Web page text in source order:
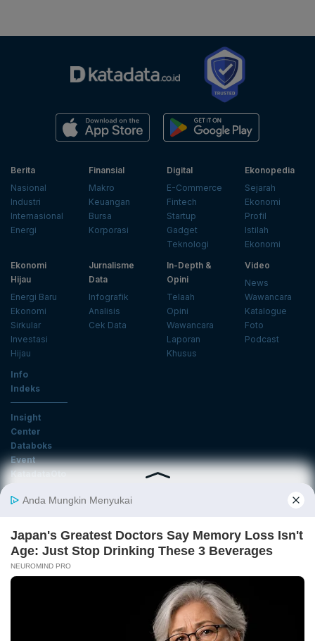
Berita
Nasional
Industri
Internasional
Energi
Finansial
Makro
Keuangan
Bursa
Korporasi
Digital
E-Commerce
Fintech
Startup
Gadget
Teknologi
Ekonopedia
Sejarah
Ekonomi
Profil
Istilah
Ekonomi
Ekonomi
Hijau
Energi Baru
Ekonomi
Sirkular
Investasi
Hijau
Jurnalisme
Data
Infografik
Analisis
Cek Data
In-Depth &
Opini
Telaah
Opini
Wawancara
Laporan
Khusus
Video
News
Wawancara
Katalogue
Foto
Podcast
Info
Indeks
Insight
Center
Databoks
Event
KatadataOto
Email
Daftar
Advertising Karier
Pedoman Media Siber